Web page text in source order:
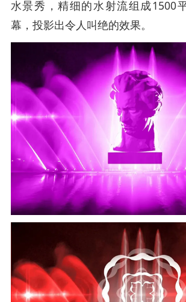
水景秀，精细的水射流组成1500
幕，投影出令人叫绝的效果。